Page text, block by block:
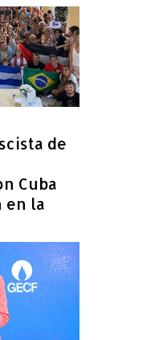
de
Cuba
en la